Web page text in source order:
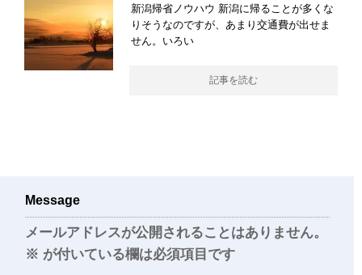
新潟帰省ノウハウ 新潟に帰ることが多くな
りそうなのですが、あまり交通費が出せま
せん。いろい
記事を読む
Message
メールアドレスが公開されることはありません。
※ が付いている欄は必須項目です